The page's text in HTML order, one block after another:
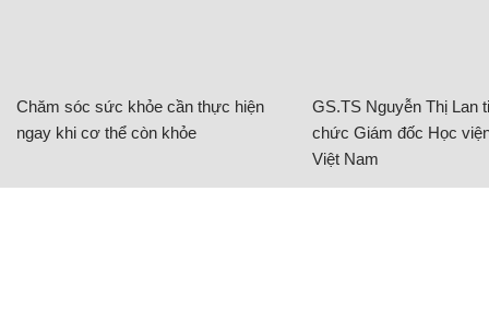
Chăm sóc sức khỏe cần thực hiện
ngay khi cơ thể còn khỏe
GS.TS Nguyễn Thị Lan
chức Giám đốc Học
Việt Nam